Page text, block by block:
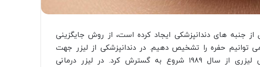
از جنبه های دندانپزشکی ایجاد کرده است، از روش جایگزینی
توانیم حفره را تشخیص دهیم. در دندانپزشکی از لیزر جهت
درمانهای مختلف استفاده می شود. دندانپزشکی لیزری از سال ۱۹۸۹ شروع به گسترش کرد. در لیزر درمانی